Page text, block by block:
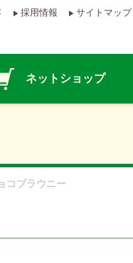
採用情報 サイトマップ
ネットショップ
コブラウニー